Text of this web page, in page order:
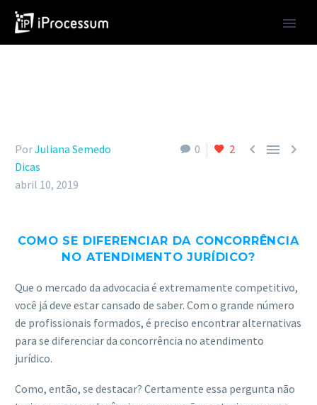
ACESSE
0 2   
PorJuliana Semedo
Dicas
abril 10, 2019
COMO SE DIFERENCIAR DA CONCORRÊNCIA
NO ATENDIMENTO JURÍDICO?
Que o mercado da advocacia é extremamente competitivo,
você já deve estar cansado de saber. Com o grande número
de profissionais formados, é preciso encontrar alternativas
para se diferenciar da concorrência no atendimento
jurídico.
Como, então, se destacar? Certamente essa pergunta não